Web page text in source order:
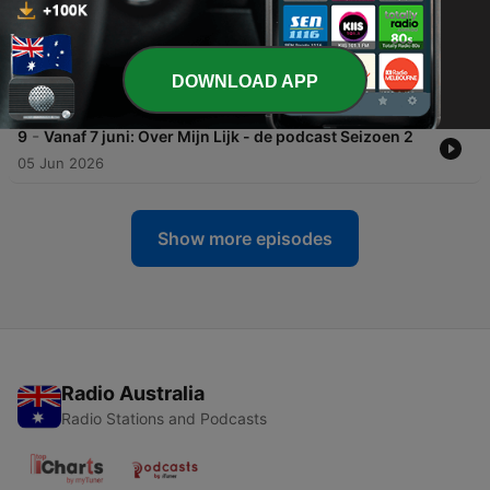
14 Jun 2026
10 - #1 - Verder leven zonder je kind • met Daniela
(moeder Tycho) en Ingrid (moeder Marit) (S02)
07 Jun 2026
9 - Vanaf 7 juni: Over Mijn Lijk - de podcast Seizoen 2
05 Jun 2026
Show more episodes
Radio Australia
Radio Stations and Podcasts
DOWNLOAD APP